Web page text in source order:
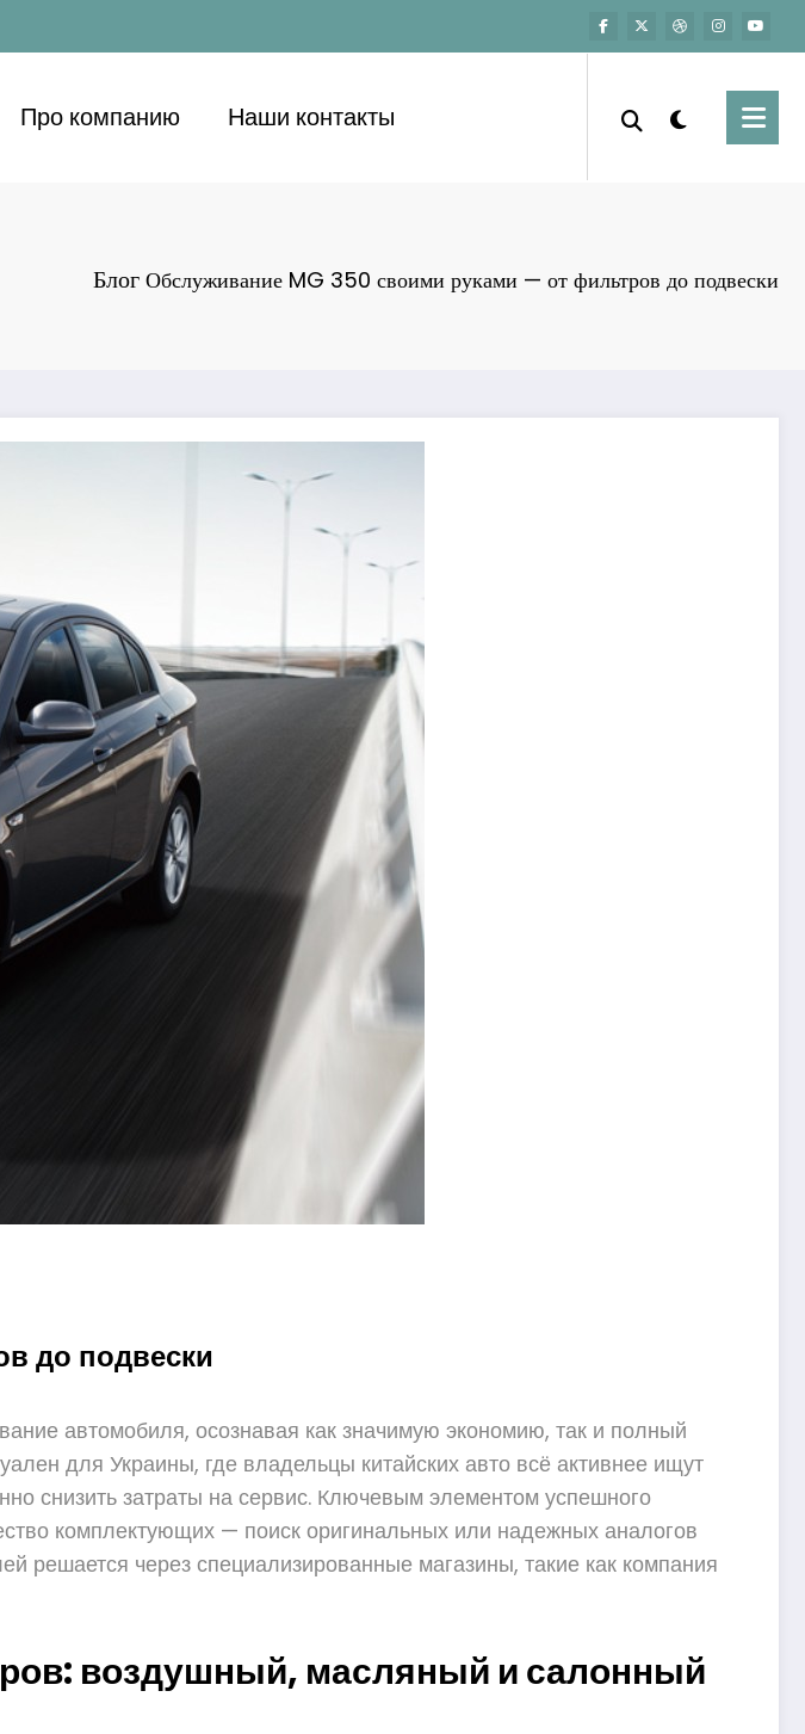
Про компанию Наши контакты
Блог Обслуживание MG 350 своими руками — от фильтров до подвески
до подвески
автомобиля, осознавая как значимую экономию, так и полный
для Украины, где владельцы китайских авто всё активнее ищут
снизить затраты на сервис. Ключевым элементом успешного
комплектующих — поиск оригинальных или надежных аналогов
решается через специализированные магазины, такие как компания
воздушный, масляный и салонный